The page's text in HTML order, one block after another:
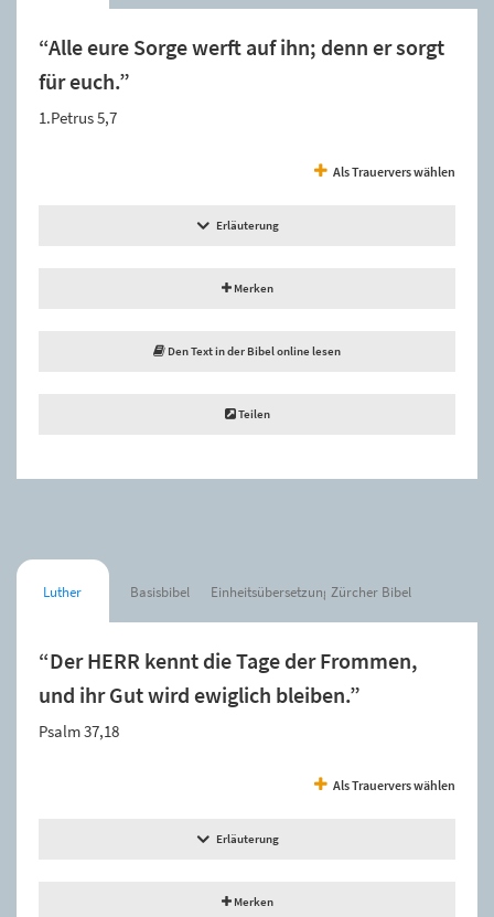
“Alle eure Sorge werft auf ihn; denn er sorgt
für euch.”
1.Petrus 5,7
Als Trauervers wählen
Erläuterung
Merken
Den Text in der Bibel online lesen
Teilen
Luther Basisbibel Einheitsübersetzung Zürcher Bibel
“Der HERR kennt die Tage der Frommen,
und ihr Gut wird ewiglich bleiben.”
Psalm 37,18
Als Trauervers wählen
Erläuterung
Merken